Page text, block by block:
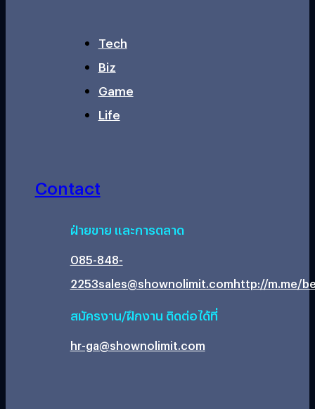
Tech
Biz
Game
Life
Contact
ฝ่ายขาย และการตลาด
085-848-
2253sales@shownolimit.comhttp://m.me/
สมัครงาน/ฝึกงาน ติดต่อได้ที่
hr-ga@shownolimit.com